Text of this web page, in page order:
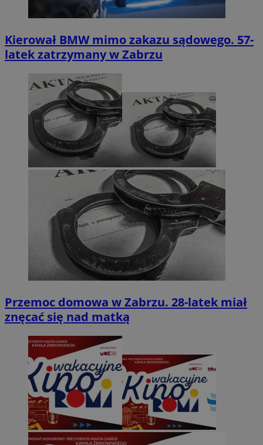
Kierował BMW mimo zakazu sądowego. 57-
latek zatrzymany w Zabrzu
Przemoc domowa w Zabrzu. 28-latek miał
znęcać się nad matką